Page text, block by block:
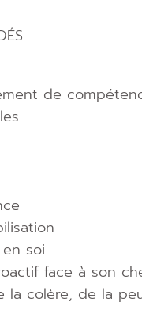
de
soi
face à son
la colère, de la